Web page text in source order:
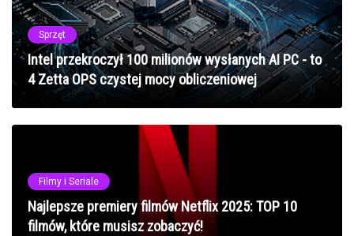
Sprzęt
Intel przekroczył 100 milionów wysłanych AI PC - to
4 Zetta OPS czystej mocy obliczeniowej
Filmy i Seriale
Najlepsze premiery filmów Netflix 2025: TOP 10
filmów, które musisz zobaczyć!